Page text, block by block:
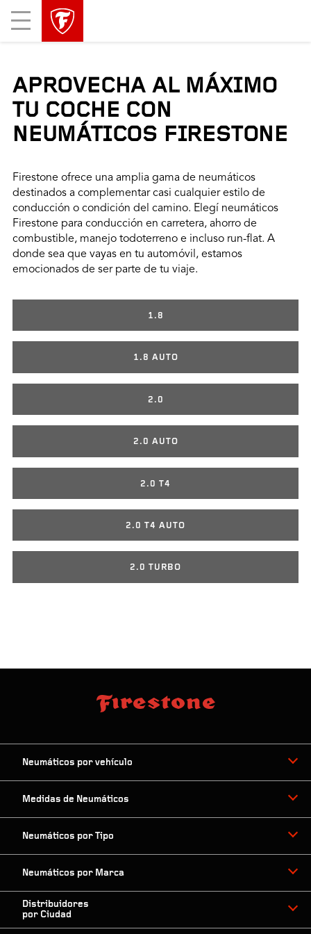
Mobile
Menu
APROVECHA AL MÁXIMO
TU COCHE CON
NEUMÁTICOS FIRESTONE
Firestone ofrece una amplia gama de neumáticos
destinados a complementar casi cualquier estilo de
conducción o condición del camino. Elegí neumáticos
Firestone para conducción en carretera, ahorro de
combustible, manejo todoterreno e incluso run-flat. A
donde sea que vayas en tu automóvil, estamos
emocionados de ser parte de tu viaje.
1.8
1.8 AUTO
2.0
2.0 AUTO
2.0 T4
2.0 T4 AUTO
2.0 TURBO
Neumáticos por vehículo
Medidas de Neumáticos
Neumáticos por Tipo
Neumáticos por Marca
Distribuidores
por Ciudad